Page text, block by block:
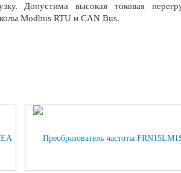
Допустима высокая токовая
Modbus RTU и CAN Bus.